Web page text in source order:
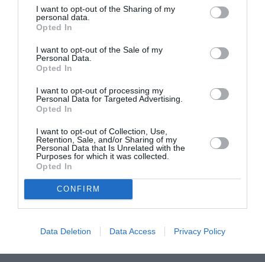
I want to opt-out of the Sharing of my
personal data.
Opted In
I want to opt-out of the Sale of my
Personal Data.
Opted In
I want to opt-out of processing my
Personal Data for Targeted Advertising.
Opted In
I want to opt-out of Collection, Use,
Retention, Sale, and/or Sharing of my
Personal Data that Is Unrelated with the
Purposes for which it was collected.
Opted In
CONFIRM
Data Deletion Data Access Privacy Policy
22 min
– correctif L 410 est équipé de 2 turboprop général
– considéré comme avion robuste STOL
– températures -50 +50
– ce n est pas ce que l on peut désigner, un concept d avion (
poubelle ) comme mentionné dans un post.
Les statistiques liées aux accidents = c est une autre analyse
et chapitre.
LAISSER UN COMMENTAIRE